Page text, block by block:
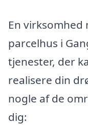
En virksomhed
parcelhus i
tjenester, der
realisere din
nogle af de
dig: